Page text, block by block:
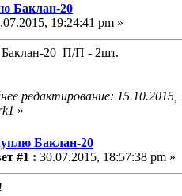
Баклан-20
19:24:41 pm »
20 П/П - 2шт.
редактирование:
»
Баклан-20
#1 : 30.07.2015, 18:57:38 pm »